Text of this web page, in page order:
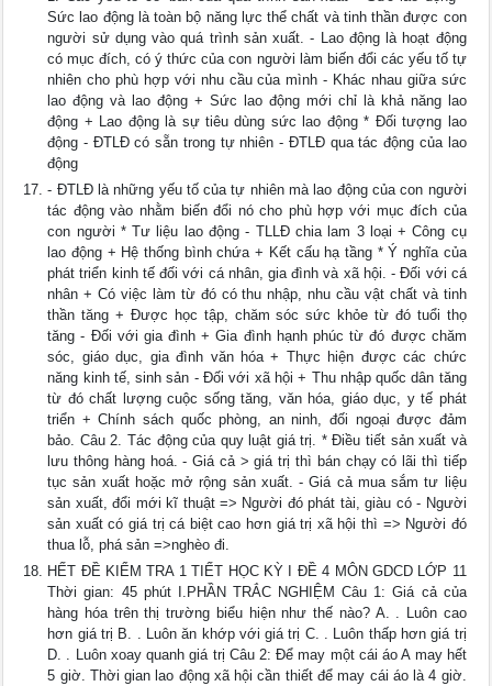
Sức lao động là toàn bộ năng lực thể chất và tinh thần được con
người sử dụng vào quá trình sản xuất. - Lao động là hoạt động
có mục đích, có ý thức của con người làm biến đổi các yếu tố tự
nhiên cho phù hợp với nhu cầu của mình - Khác nhau giữa sức
lao động và lao động + Sức lao động mới chỉ là khả năng lao
động + Lao động là sự tiêu dùng sức lao động * Đối tượng lao
động - ĐTLĐ có sẵn trong tự nhiên - ĐTLĐ qua tác động của lao
động
- ĐTLĐ là những yếu tố của tự nhiên mà lao động của con người
tác động vào nhằm biến đổi nó cho phù hợp với mục đích của
con người * Tư liệu lao động - TLLĐ chia lam 3 loại + Công cụ
lao động + Hệ thống bình chứa + Kết cấu hạ tầng * Ý nghĩa của
phát triển kinh tế đối với cá nhân, gia đình và xã hội. - Đối với cá
nhân + Có việc làm từ đó có thu nhập, nhu cầu vật chất và tinh
thần tăng + Được học tập, chăm sóc sức khỏe từ đó tuổi thọ
tăng - Đối với gia đình + Gia đình hạnh phúc từ đó được chăm
sóc, giáo dục, gia đình văn hóa + Thực hiện được các chức
năng kinh tế, sinh sản - Đối với xã hội + Thu nhập quốc dân tăng
từ đó chất lượng cuộc sống tăng, văn hóa, giáo dục, y tế phát
triển + Chính sách quốc phòng, an ninh, đối ngoại được đảm
bảo. Câu 2. Tác động của quy luật giá trị. * Điều tiết sản xuất và
lưu thông hàng hoá. - Giá cả > giá trị thì bán chạy có lãi thì tiếp
tục sản xuất hoặc mở rộng sản xuất. - Giá cả mua sắm tư liệu
sản xuất, đổi mới kĩ thuật => Người đó phát tài, giàu có - Người
sản xuất có giá trị cá biệt cao hơn giá trị xã hội thì => Người đó
thua lỗ, phá sản =>nghèo đi.
HẾT ĐỀ KIỂM TRA 1 TIẾT HỌC KỲ I ĐỀ 4 MÔN GDCD LỚP 11
Thời gian: 45 phút I.PHẦN TRẮC NGHIỆM Câu 1: Giá cả của
hàng hóa trên thị trường biểu hiện như thế nào? A. . Luôn cao
hơn giá trị B. . Luôn ăn khớp với giá trị C. . Luôn thấp hơn giá trị
D. . Luôn xoay quanh giá trị Câu 2: Để may một cái áo A may hết
5 giờ. Thời gian lao động xã hội cần thiết để may cái áo là 4 giờ.